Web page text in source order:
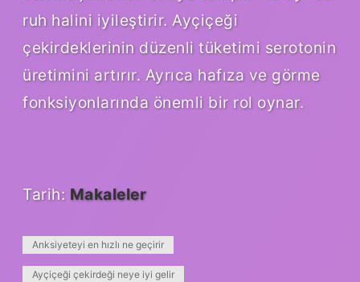
ruh halini iyileştirir. Ayçiçeği
çekirdeklerinin düzenli tüketimi serotonin
üretimini artırır. Ayrıca hafıza ve görme
fonksiyonlarında önemli bir rol oynar.
Tarih: Makaleler
Anksiyeteyi en hızlı ne geçirir
Ayçiçeği çekirdeği neye iyi gelir